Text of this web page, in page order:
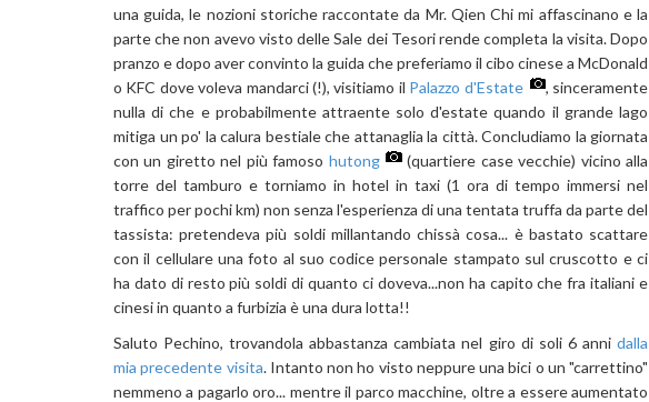
una guida, le nozioni storiche raccontate da Mr. Qien Chi mi affascinano e la
parte che non avevo visto delle Sale dei Tesori rende completa la visita. Dopo
pranzo e dopo aver convinto la guida che preferiamo il cibo cinese a McDonald
o KFC dove voleva mandarci (!), visitiamo il Palazzo d'Estate
, sinceramente
nulla di che e probabilmente attraente solo d'estate quando il grande lago
mitiga un po' la calura bestiale che attanaglia la città. Concludiamo la giornata
con un giretto nel più famoso hutong
(quartiere case vecchie) vicino alla
torre del tamburo e torniamo in hotel in taxi (1 ora di tempo immersi nel
traffico per pochi km) non senza l'esperienza di una tentata truffa da parte del
tassista: pretendeva più soldi millantando chissà cosa... è bastato scattare
con il cellulare una foto al suo codice personale stampato sul cruscotto e ci
ha dato di resto più soldi di quanto ci doveva...non ha capito che fra italiani e
cinesi in quanto a furbizia è una dura lotta!!
Saluto Pechino, trovandola abbastanza cambiata nel giro di soli 6 anni dalla
mia precedente visita. Intanto non ho visto neppure una bici o un "carrettino"
nemmeno a pagarlo oro... mentre il parco macchine, oltre a essere aumentato